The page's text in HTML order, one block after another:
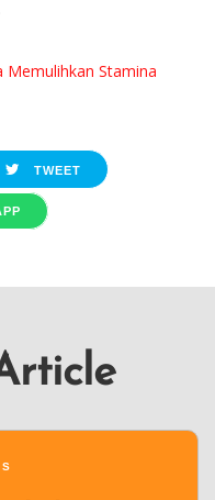
Memulihkan Stamina
TWEET